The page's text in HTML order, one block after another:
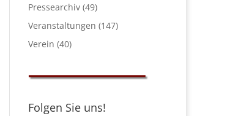
Pressearchiv (49)
Veranstaltungen (147)
Verein (40)
Folgen Sie uns!